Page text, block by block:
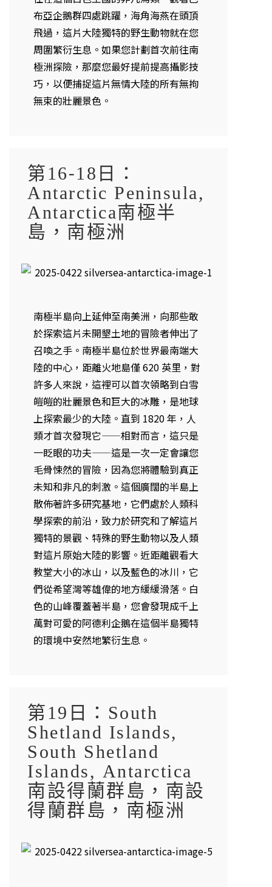
布亞企鵝群四處跳躍，海角海燕在頭頂
飛過，這片大陸獨特的野生動物就在您
周圍繁衍生息。如果您計劃首次前往南
極洲探險，那麼您最好提前提高攝影技
巧，以便捕捉這片無情大陸的所有無拘
無束的壯麗景色。
第16-18日：
Antarctic Peninsula,
Antarctica南極半
島，南極洲
南極半島向上延伸至南美洲，向那些敢
於探索這片未開墾土地的冒險者伸出了
召喚之手。南極半島位於世界最南端大
陸的中心，距離火地島僅 620 英里，對
許多人來說，這裡可以首次領略到白雪
皚皚的壯麗景色和巨大的冰雕，是地球
上探索最少的大陸。直到 1820 年，人
類才首次發現它——相對而言，這只是
一眨眼的功夫——這是一次一定會讓您
毛骨悚然的冒險，因為您將體驗到真正
未知和非凡的刺激。這個廣闊的半島上
散佈著許多研究基地，它們處於人類科
學探索的前沿，致力於研究和了解這片
獨特的景觀、特殊的野生動物以及人類
對這片原始大陸的影響。近距離觀看大
教堂大小的冰山，以及藍色的冰川，它
們從希望灣等雄偉的地方緩緩滑落。白
色的山峰覆蓋著半島，您會發現成千上
萬對可愛的阿德利企鵝在這個半島獨特
的環境中安然地繁衍生息。
第19日：South
Shetland Islands,
South Shetland
Islands, Antarctica
南設得蘭群島，南設
得蘭群島，南極洲